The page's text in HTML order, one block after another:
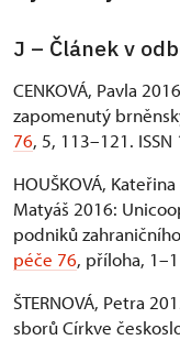
J – Článek v
CENKOVÁ, Pavla
zapomenutý
76, 5, 113–121.
HOUŠKOVÁ,
Matyáš 2016:
podniků
péče 76, příloha,
ŠTERNOVÁ, Petra
sborů Církve